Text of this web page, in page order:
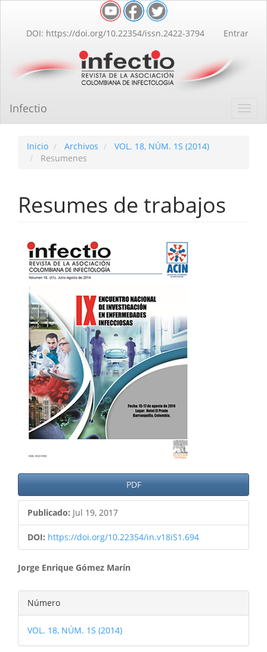
Contenido
principal
lateral
DOI: https://doi.org/10.22354/issn.2422-3794 Entrar
Infectio
Inicio Archivos
VOL. 18, NÚM. 1S (2014)
Resumenes
Resumes de trabajos
Barra
lateral
del
artículo
PDF
Publicado: Jul 19, 2017
DOI: https://doi.org/10.22354/in.v18iS1.694
Contenido
principal
del
artículo
Jorge Enrique Gómez Marín
Detalles
del
artículo
Número
VOL. 18, NÚM. 1S (2014)